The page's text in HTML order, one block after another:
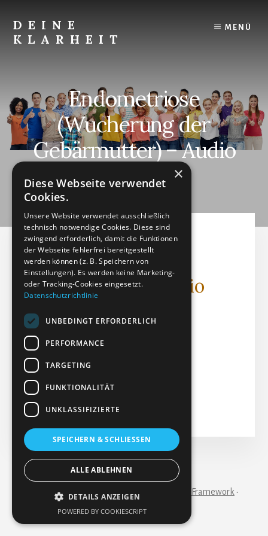
content
DEINE
KLARHEIT
Klarheit.
MENÜ
Endometriose
(Wucherung der
Gebärmutter) – Audio
APRIL 10, 2023
Endometriose
(Wucherung der
Gebärmutter) - Audio
Audiodatei (MP3)
Dateigröße: 5.96 MB
Erstellt: 10-04-2023
Aktualisiert: 14-02-2024
Treffer: 77
Herunterladen
KONTAKT
Copyright © 2026 · Genesis Framework ·
WordPress·Anmelden
×
Diese Webseite verwendet
Cookies.
Unsere Website verwendet ausschließlich
technisch notwendige Cookies. Diese sind
zwingend erforderlich, damit die Funktionen
der Webseite fehlerfrei bereitgestellt
werden können (z. B. Speichern von
Einstellungen). Es werden keine Marketing-
oder Tracking-Cookies eingesetzt.
Datenschutzrichtlinie
UNBEDINGT ERFORDERLICH
PERFORMANCE
TARGETING
FUNKTIONALITÄT
UNKLASSIFIZIERTE
SPEICHERN & SCHLIESSEN
ALLE ABLEHNEN
DETAILS ANZEIGEN
POWERED BY COOKIESCRIPT